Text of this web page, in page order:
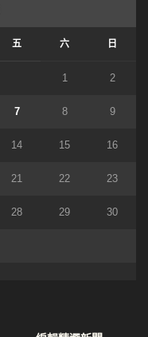
五 六 日
1 2
7 8 9
14 15 16
21 22 23
28 29 30